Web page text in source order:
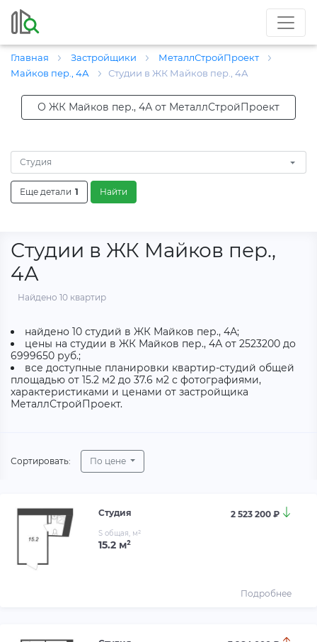
Главная Застройщики
МеталлСтройПроект
Майков пер., 4А
Студии в ЖК Майков пер., 4А
О ЖК Майков пер., 4А от МеталлСтройПроект
Студия
Еще детали 1 Найти
Студии в ЖК Майков пер.,
4А
Найдено 10 квартир
найдено 10 студий в ЖК Майков пер., 4А;
цены на студии в ЖК Майков пер., 4А от 2523200 до
6999650 руб.;
все доступные планировки квартир-студий общей
площадью от 15.2 м2 до 37.6 м2 с фотографиями,
характеристиками и ценами от застройщика
МеталлСтройПроект.
Сортировать: По цене
Студия 2 523 200 ₽
S общая, м²
15.2 м²
Подробнее